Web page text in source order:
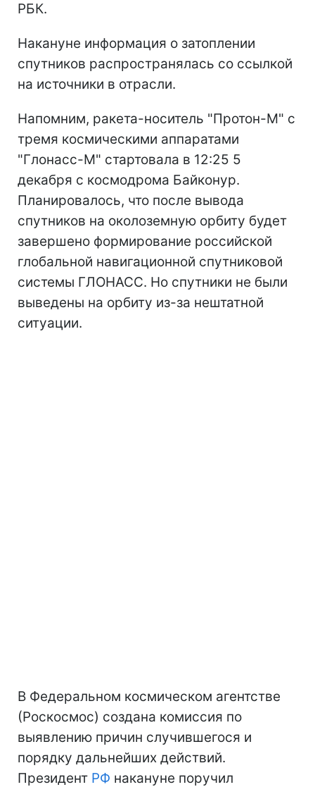
РБК.
Накануне информация о затоплении
спутников распространялась со ссылкой
на источники в отрасли.
Напомним, ракета-носитель "Протон-М" с
тремя космическими аппаратами
"Глонасс-М" стартовала в 12:25 5
декабря с космодрома Байконур.
Планировалось, что после вывода
спутников на околоземную орбиту будет
завершено формирование российской
глобальной навигационной спутниковой
системы ГЛОНАСС. Но спутники не были
выведены на орбиту из-за нештатной
ситуации.
В Федеральном космическом агентстве
(Роскосмос) создана комиссия по
выявлению причин случившегося и
порядку дальнейших действий.
Президент РФ накануне поручил